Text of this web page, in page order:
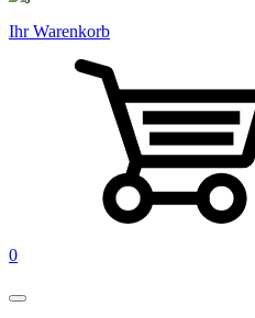
Ihr Warenkorb
0